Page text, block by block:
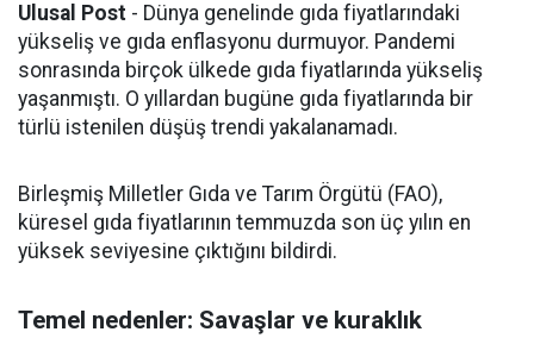
Ulusal Post - Dünya genelinde gıda fiyatlarındaki
yükseliş ve gıda enflasyonu durmuyor. Pandemi
sonrasında birçok ülkede gıda fiyatlarında yükseliş
yaşanmıştı. O yıllardan bugüne gıda fiyatlarında bir
türlü istenilen düşüş trendi yakalanamadı.
Birleşmiş Milletler Gıda ve Tarım Örgütü (FAO),
küresel gıda fiyatlarının temmuzda son üç yılın en
yüksek seviyesine çıktığını bildirdi.
Temel nedenler: Savaşlar ve kuraklık